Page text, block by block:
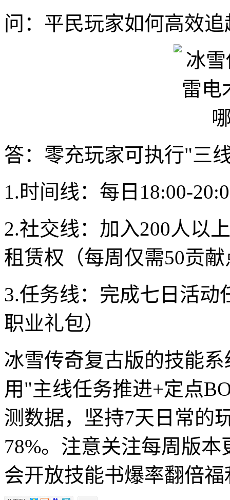
问：平民玩家如何高效
答：零充玩家可执行"三
1.时间线：每日18:00-
2.社交线：加入200人以
租赁权（每周仅需50贡
3.任务线：完成七日活
职业礼包）
冰雪传奇复古版的技能
用"主线任务推进+定点
测数据，坚持7天日常的
78%。注意关注每周版
会开放技能书爆率翻倍福